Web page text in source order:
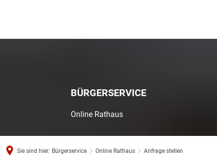
BÜRGERSERVICE
Online Rathaus
Sie sind hier: Bürgerservice Online Rathaus Anfrage stellen